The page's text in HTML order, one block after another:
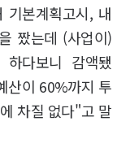
기본계획고시, 내
짰는데 (사업이)
다보니 감액됐
산이 60%까지 투
차질 없다"고 말